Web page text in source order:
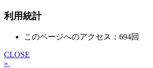
利用統計
このページへのアクセス：694回
CLOSE
»